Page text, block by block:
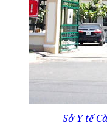
Sở Y tế